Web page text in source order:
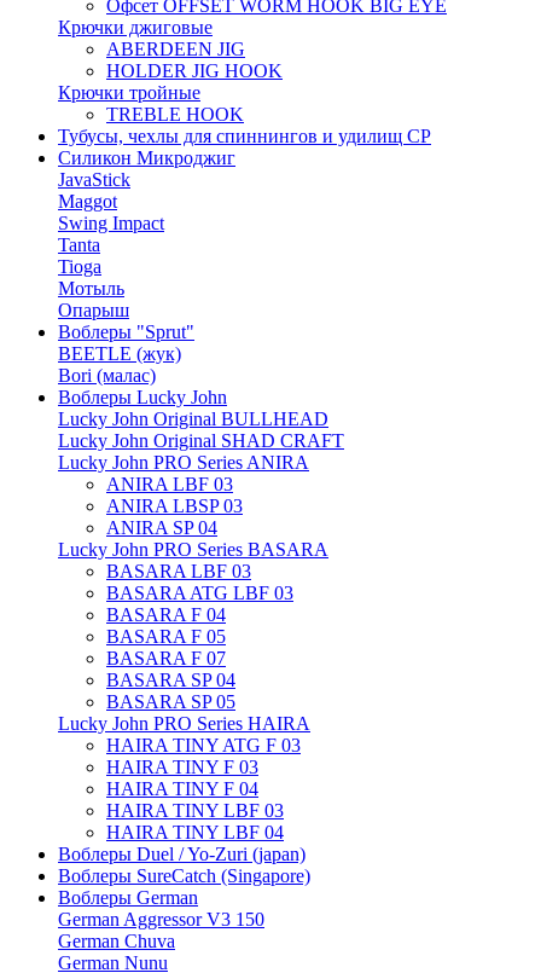
Офсет OFFSET WORM HOOK BIG EYE
Крючки джиговые
ABERDEEN JIG
HOLDER JIG HOOK
Крючки тройные
TREBLE HOOK
Тубусы, чехлы для спиннингов и удилищ СР
Силикон Микроджиг
JavaStick
Maggot
Swing Impact
Tanta
Tioga
Мотыль
Опарыш
Воблеры "Sprut"
BEETLE (жук)
Bori (малас)
Воблеры Lucky John
Lucky John Original BULLHEAD
Lucky John Original SHAD CRAFT
Lucky John PRO Series ANIRA
ANIRA LBF 03
ANIRA LBSP 03
ANIRA SP 04
Lucky John PRO Series BASARA
BASARA LBF 03
BASARA ATG LBF 03
BASARA F 04
BASARA F 05
BASARA F 07
BASARA SP 04
BASARA SP 05
Lucky John PRO Series HAIRA
HAIRA TINY ATG F 03
HAIRA TINY F 03
HAIRA TINY F 04
HAIRA TINY LBF 03
HAIRA TINY LBF 04
Воблеры Duel / Yo-Zuri (japan)
Воблеры SureCatch (Singapore)
Воблеры German
German Aggressor V3 150
German Chuva
German Nunu